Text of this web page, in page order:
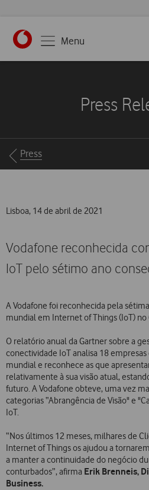
https://www.vodafone.pt
Menu
Press
Breadcrumbs
Press
Lisboa, 14 de abril de 2021
Vodafone reconhecida
IoT pelo sétimo ano
A Vodafone foi reconhecida pela
mundial em Internet of Things (IoT) no
O relatório anual da Gartner sobre a
conectividade IoT analisa 18
mundial e reconhece as que
relativamente à sua visão atual,
futuro. A Vodafone obteve, uma vez
categorias “Abrangência de Visão" e
IoT.
“Nos últimos 12 meses, milhares de
Internet of Things os ajudou a
a manter a continuidade do negócio
conturbados”, afirma Erik Brenneis,
Business.